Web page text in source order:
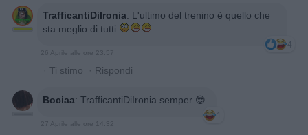
TrafficantiDiIronia: L'ultimo del trenino è quello che
sta meglio di tutti
4
26 Aprile alle ore 23:57
· Ti stimo · Rispondi
Bociaa: TrafficantiDiIronia semper 😎
1
27 Aprile alle ore 14:32